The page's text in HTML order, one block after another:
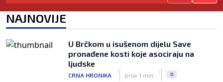
NOGOMET prije 8 h 0
Otkriveno ko je bio Georginina prva
ljubav: Njihova priča ponovo postala
viralna
NOGOMET
|
7. aug.
| 0
NAJNOVIJE
U Brčkom u isušenom dijelu Save
pronađene kosti koje asociraju na
ljudske
CRNA HRONIKA
|
prije 1 min
| 0